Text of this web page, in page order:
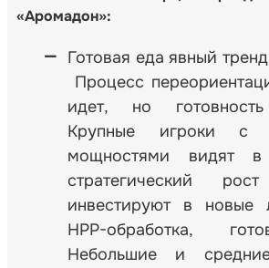
«Аромадон»:
Готовая еда явный
Процесс
идет, но готовность
Крупные игроки с
мощностями видят
стратегический
инвестируют в новые
HPP-обработка,
Небольшие и